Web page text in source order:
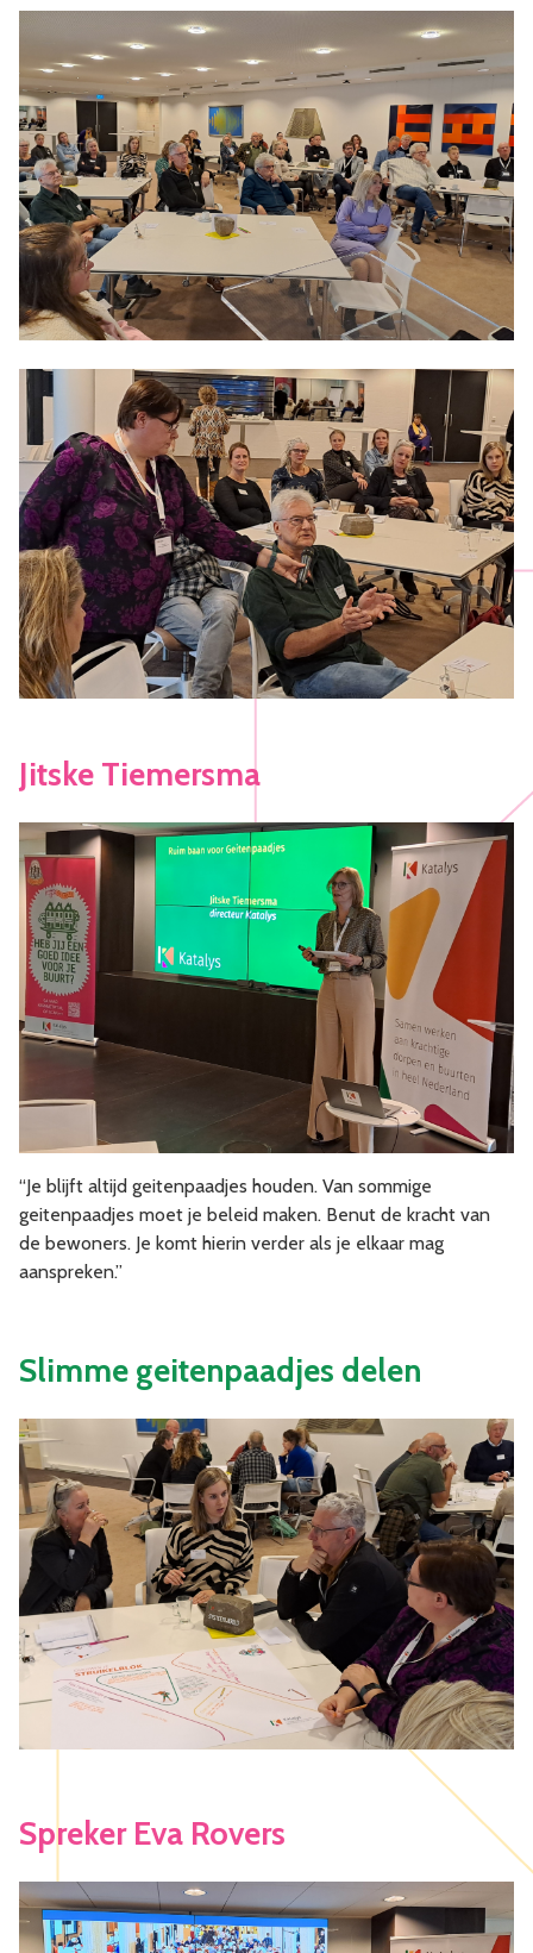
Jitske Tiemersma
“Je blijft altijd geitenpaadjes houden. Van sommige
geitenpaadjes moet je beleid maken. Benut de kracht van
de bewoners. Je komt hierin verder als je elkaar mag
aanspreken.”
Slimme geitenpaadjes delen
Spreker Eva Rovers